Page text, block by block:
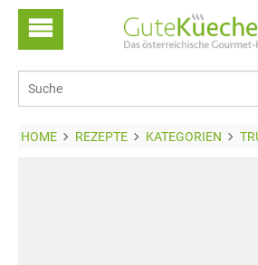
HOME REZEPTE KATEGORIEN